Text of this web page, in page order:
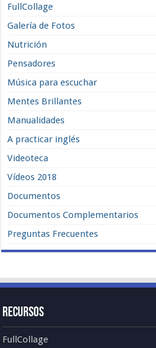
FullCollage
Galería de Fotos
Nutrición
Pensadores
Música para escuchar
Mentes Brillantes
Manualidades
A practicar inglés
Videoteca
Vídeos 2018
Documentos
Documentos Complementarios
Preguntas Frecuentes
Recursos
FullCollage